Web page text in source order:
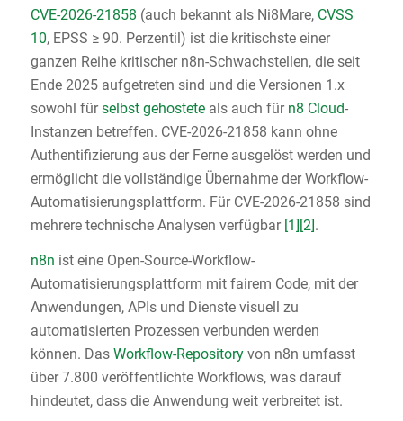
CVE-2026-21858 (auch bekannt als Ni8Mare, CVSS
10, EPSS ≥ 90. Perzentil) ist die kritischste einer
ganzen Reihe kritischer n8n-Schwachstellen, die seit
Ende 2025 aufgetreten sind und die Versionen 1.x
sowohl fürselbst gehosteteals auch für n8 Cloud-
Instanzen betreffen. CVE-2026-21858 kann ohne
Authentifizierung aus der Ferne ausgelöst werden und
ermöglicht die vollständige Übernahme der Workflow-
Automatisierungsplattform. Für CVE-2026-21858 sind
mehrere technische Analysen verfügbar [1] [2].
n8n ist eine Open-Source-Workflow-
Automatisierungsplattform mit fairem Code, mit der
Anwendungen, APIs und Dienste visuell zu
automatisierten Prozessen verbunden werden
können. Das Workflow-Repositoryvon n8n umfasst
über 7.800 veröffentlichte Workflows, was darauf
hindeutet, dass die Anwendung weit verbreitet ist.